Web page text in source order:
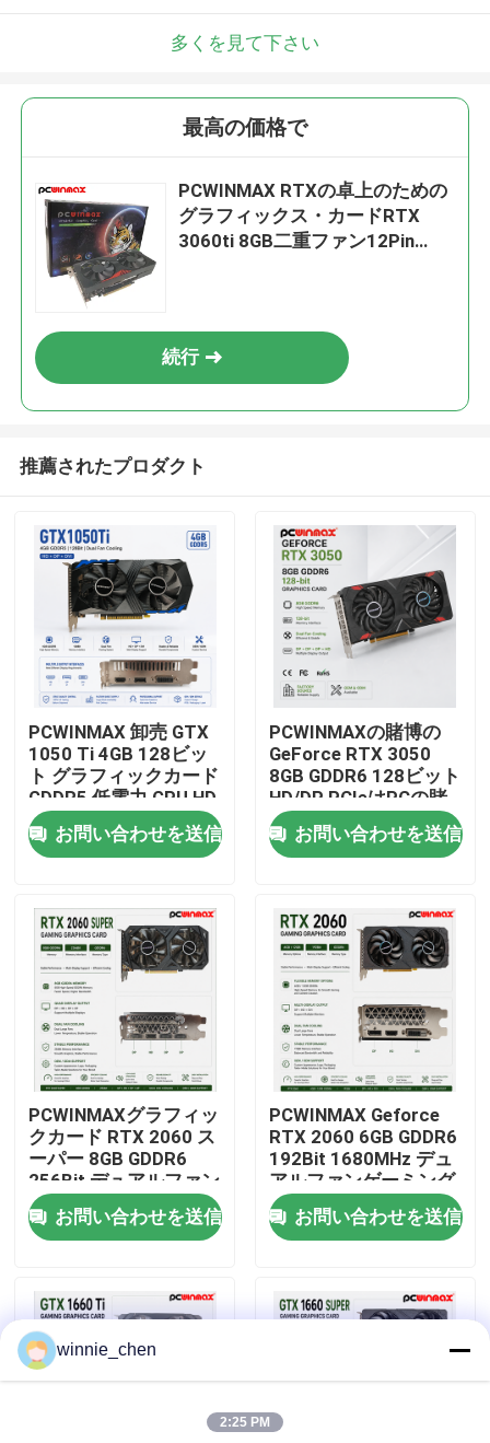
家
ビデオ
私達について
工場旅行
品質管理
私達に連絡しなさい
引用を要求しなさい
ゲーミング グラフィック カード
マイニング グラフィック カード
多くを見て下さい
最高の価格で
PCWINMAX RTXの卓上のための
グラフィックス・カードRTX
3060ti 8GB二重ファン12Pin
続行
推薦されたプロダクト
PCWINMAX 卸売 GTX
1050 Ti 4GB 128ビッ
ト グラフィックカード
GDDR5 低電力 GPU HD
DP DVI 出力 デスクト
ップ用お問い合わせを送信
PCWINMAXの賭博の
GeForce RTX 3050
8GB GDDR6 128ビット
HD/DP PCIeはPCの賭
博のために4つの二重
ファンのグラフィック
ス・カード
お問い合わせを送信
PCWINMAXグラフィッ
クカード RTX 2060 ス
ーパー 8GB GDDR6
256Bit デュアルファン
GPU HD+3DPレイトレ
ーシング ゲームPC用
OEM卸売
お問い合わせを送信
PCWINMAX Geforce
RTX 2060 6GB GDDR6
192Bit 1680MHz デュ
アルファンゲーミング
グラフィックカード
HD/DP/DVI デスクトッ
プ・コンピュータ向け
お問い合わせを送信
winnie_chen
2:25 PM